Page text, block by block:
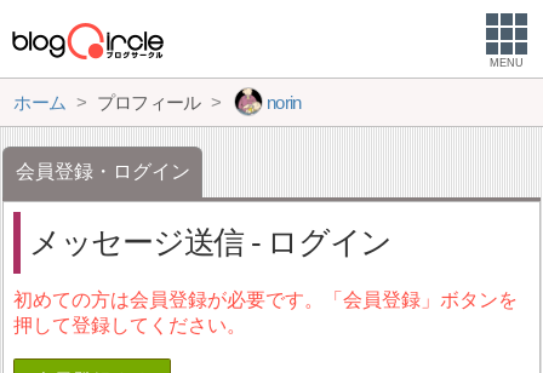
MENU
ホーム プロフィール norin
会員登録・ログイン
メッセージ送信 - ログイン
初めての方は会員登録が必要です。「会員登録」ボタンを
押して登録してください。